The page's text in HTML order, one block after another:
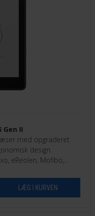
Gen II
med opgraderet
design.
eReolen, Mofibo,